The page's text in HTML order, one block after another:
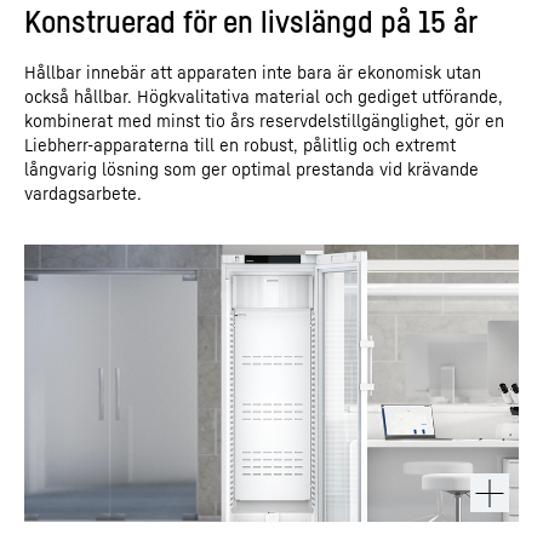
Konstruerad för en livslängd på 15 år
Hållbar innebär att apparaten inte bara är ekonomisk utan
också hållbar. Högkvalitativa material och gediget utförande,
kombinerat med minst tio års reservdelstillgänglighet, gör en
Liebherr-apparaterna till en robust, pålitlig och extremt
långvarig lösning som ger optimal prestanda vid krävande
vardagsarbete.